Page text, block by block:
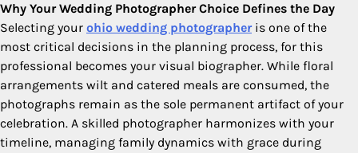
Why Your Wedding Photographer Choice Defines the Day
Selecting your ohio wedding photographeris one of the
most critical decisions in the planning process, for this
professional becomes your visual biographer. While floral
arrangements wilt and catered meals are consumed, the
photographs remain as the sole permanent artifact of your
celebration. A skilled photographer harmonizes with your
timeline, managing family dynamics with grace during